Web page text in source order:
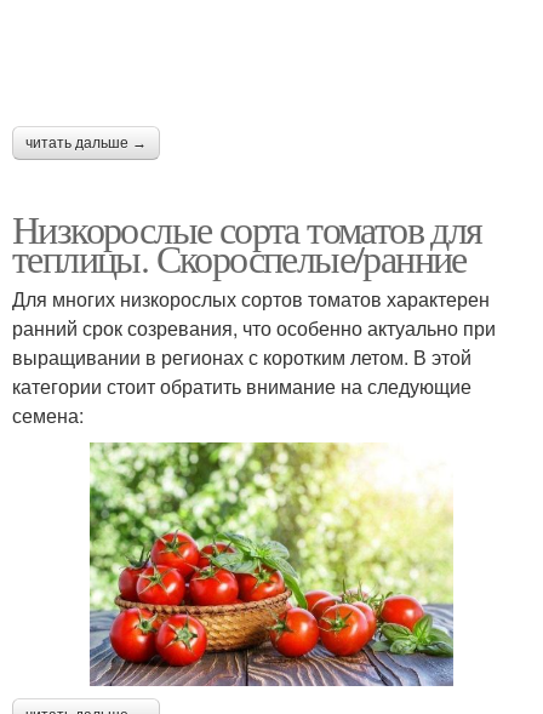
читать дальше →
Низкорослые сорта томатов для
теплицы. Скороспелые/ранние
Для многих низкорослых сортов томатов характерен
ранний срок созревания, что особенно актуально при
выращивании в регионах с коротким летом. В этой
категории стоит обратить внимание на следующие
семена: